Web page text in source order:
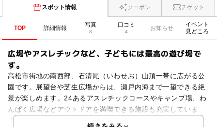
スポット情報 クーポン チケット
TOP 詳細情報 写真
8
口コミ
4
お知らせ
イベント
見どころ
広場やアスレチックなど、子どもには最高の遊び場で
す。
高松市街地の南西部、石清尾（いわせお）山頂一帯に広がる公
園です。展望台や芝生広場からは、瀬戸内海まで一望できる絶
景が楽しめます。24あるアスレチックコースやキャンプ場、わ
んぱく広場などアウトドアを満喫できる施設も充実していま
す。子どもには最高の遊び場です。ハイキングコースとともに